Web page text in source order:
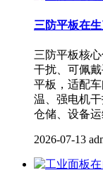
三防平板在
三防平板核
干扰、可佩
平板，适配
温、强电机
仓储、设备
2026-07-13